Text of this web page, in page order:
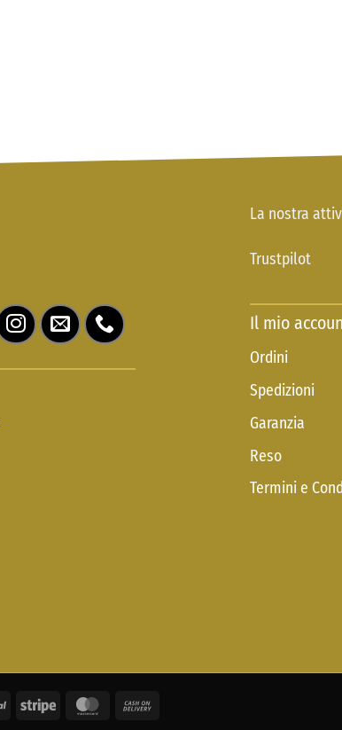
La nostra
Trustpilot
Il mio
Ordini
Spedizioni
Garanzia
Reso
Termini e
PayPal Stripe MasterCard